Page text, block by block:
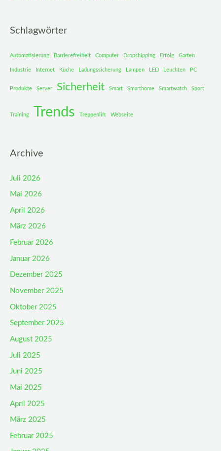
Schlagwörter
Automatisierung Barrierefreiheit Computer Dropshipping Erfolg Garten
Industrie Internet Küche Ladungssicherung Lampen LED Leuchten PC
Produkte Server Sicherheit Smart Smarthome Smartwatch Sport
Training Trends Treppenlift Webseite
Archive
Juli 2026
Mai 2026
April 2026
März 2026
Februar 2026
Januar 2026
Dezember 2025
November 2025
Oktober 2025
September 2025
August 2025
Juli 2025
Juni 2025
Mai 2025
April 2025
März 2025
Februar 2025